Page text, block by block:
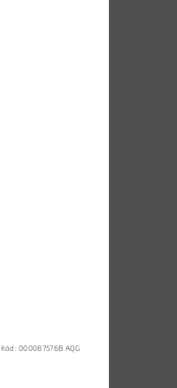
Kód:000087576B AQG